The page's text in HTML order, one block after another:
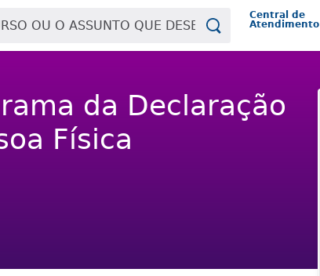
Central de
Atendimento
da Declaração
Física